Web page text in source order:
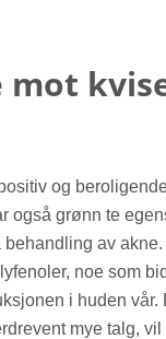
mot
og
også grønn te
av
noe som
i huden vår.
mye talg,